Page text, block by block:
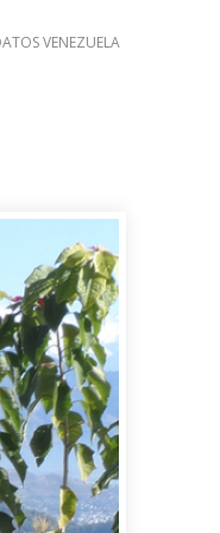
VENEZUELA